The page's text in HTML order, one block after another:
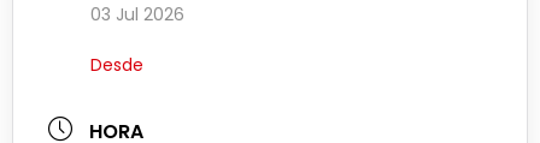
03 Jul 2026
Desde
HORA